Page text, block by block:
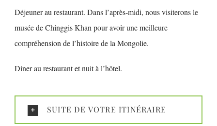
Déjeuner au restaurant. Dans l’après-midi, nous visiterons le
musée de Chinggis Khan pour avoir une meilleure
compréhension de l’histoire de la Mongolie.
Diner au restaurant et nuit à l’hôtel.
SUITE DE VOTRE ITINÉRAIRE